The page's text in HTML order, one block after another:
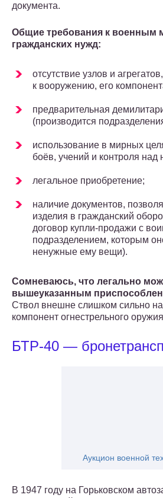
документа.
Общие требования к военным
гражданских нужд:
отсутствие узлов и
к вооружению, его
предварительная
(производится
использование в мирных
боёв, учений и контроля над
легальное приобретение;
наличие документов,
изделия в гражданский
договор купли-продажи с
подразделением, которым
ненужные ему вещи).
Сомневаюсь, что легально
вышеуказанным
Ствол внешне слишком сильно
компонент огнестрельного
БТР-40 —
Аукцион военной
В 1947 году на Горьковском